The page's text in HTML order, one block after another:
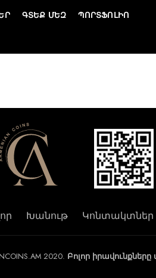
ԳՏԵՔ ՄԵԶ ՊՈՐՏՖՈԼԻՈ
Խանութ Կոնտակտներ
2020. Բոլոր